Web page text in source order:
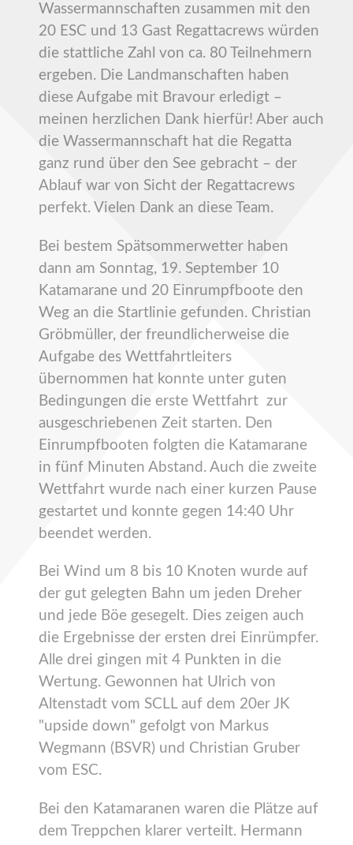
Wassermannschaften zusammen mit den
20 ESC und 13 Gast Regattacrews würden
die stattliche Zahl von ca. 80 Teilnehmern
ergeben. Die Landmanschaften haben
diese Aufgabe mit Bravour erledigt –
meinen herzlichen Dank hierfür! Aber auch
die Wassermannschaft hat die Regatta
ganz rund über den See gebracht – der
Ablauf war von Sicht der Regattacrews
perfekt. Vielen Dank an diese Team.
Bei bestem Spätsommerwetter haben
dann am Sonntag, 19. September 10
Katamarane und 20 Einrumpfboote den
Weg an die Startlinie gefunden. Christian
Gröbmüller, der freundlicherweise die
Aufgabe des Wettfahrtleiters
übernommen hat konnte unter guten
Bedingungen die erste Wettfahrt zur
ausgeschriebenen Zeit starten. Den
Einrumpfbooten folgten die Katamarane
in fünf Minuten Abstand. Auch die zweite
Wettfahrt wurde nach einer kurzen Pause
gestartet und konnte gegen 14:40 Uhr
beendet werden.
Bei Wind um 8 bis 10 Knoten wurde auf
der gut gelegten Bahn um jeden Dreher
und jede Böe gesegelt. Dies zeigen auch
die Ergebnisse der ersten drei Einrümpfer.
Alle drei gingen mit 4 Punkten in die
Wertung. Gewonnen hat Ulrich von
Altenstadt vom SCLL auf dem 20er JK
"upside down" gefolgt von Markus
Wegmann (BSVR) und Christian Gruber
vom ESC.
Bei den Katamaranen waren die Plätze auf
dem Treppchen klarer verteilt. Hermann